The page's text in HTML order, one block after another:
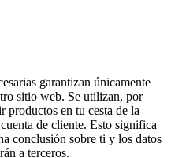
garantizan únicamente
sitio web. Se utilizan, por
productos en tu cesta de la
de cliente. Esto significa
conclusión sobre ti y los datos
a terceros.